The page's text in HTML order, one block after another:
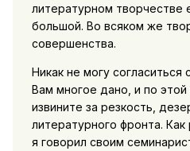
литературном творчестве
большой. Во всяком же
совершенства.
Никак не могу
Вам многое дано, и по этой
извините за резкость,
литературного фронта.
я говорил своим